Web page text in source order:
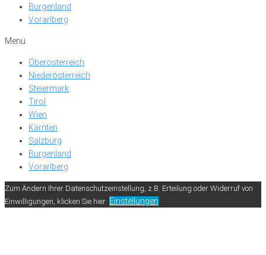
Burgenland
Vorarlberg
Menü
Oberösterreich
Niederösterreich
Steiermark
Tirol
Wien
Kärnten
Salzburg
Burgenland
Vorarlberg
Zum Ändern Ihrer Datenschutzeinstellung, z.B. Erteilung oder Widerruf von
Einwilligungen, klicken Sie hier: Einstellungen